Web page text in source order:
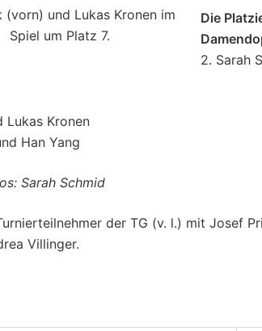
(vorn) und Lukas Kronen im
Spiel um Platz 7.
Die
2. Sarah
Lukas Kronen
Han Yang
Sarah Schmid
der TG (v. l.) mit Josef
Villinger.